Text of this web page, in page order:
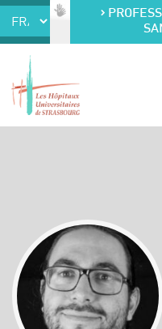
Accéder au contenu
Accéder au menu